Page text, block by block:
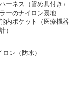
ーネス（留め具付き）
ーのナイロン裏地
内ポケット（医療機器
）
ン（防水）